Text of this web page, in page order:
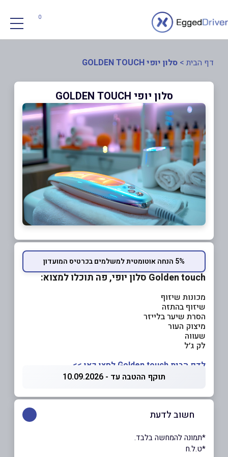
0
דף הבית > סלון יופי GOLDEN TOUCH
סלון יופי GOLDEN TOUCH
5% הנחה אוטומטית למשלמים בכרטיס המועדון
Golden touch סלון יופי, פה תוכלו למצוא:
מכונות שיזוף
שיזוף בהתזה
הסרת שיער בלייזר
מיצוק העור
שעווה
לק ג׳ל
לדף הבית Golden touch לחצו כאן >>
תוקף ההטבה עד - 10.09.2026
חשוב לדעת
*תמונה להמחשה בלבד.
*ט.ל.ח